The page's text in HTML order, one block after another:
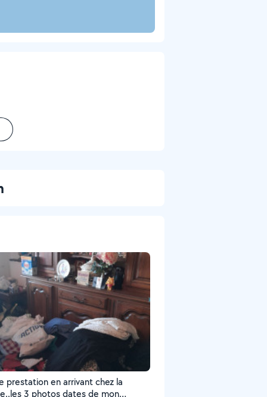
prestation en arrivant chez la
3 photos dates de mon